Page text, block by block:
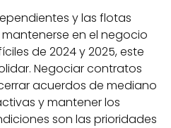
y las flotas
en el negocio
de 2024 y 2025, este
Negociar contratos
acuerdos de mediano
y mantener los
son las prioridades